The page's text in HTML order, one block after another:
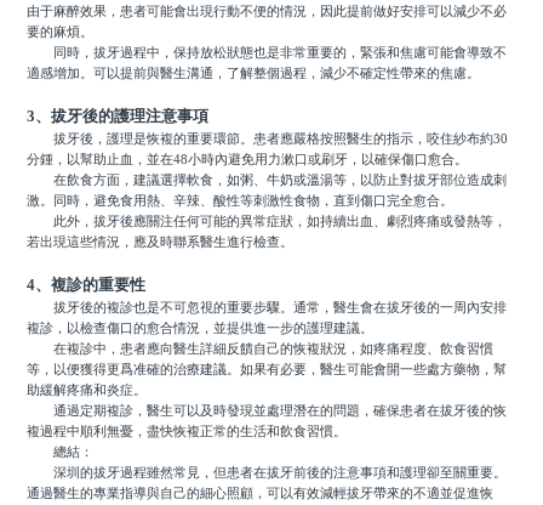
由于麻醉效果，患者可能會出現行動不便的情況，因此提前做好安排可以減少不必
要的麻煩。
同時，拔牙過程中，保持放松狀態也是非常重要的，緊張和焦慮可能會導致不
適感增加。可以提前與醫生溝通，了解整個過程，減少不確定性帶來的焦慮。
3、拔牙後的護理注意事項
拔牙後，護理是恢複的重要環節。患者應嚴格按照醫生的指示，咬住紗布約30
分鍾，以幫助止血，並在48小時內避免用力漱口或刷牙，以確保傷口愈合。
在飲食方面，建議選擇軟食，如粥、牛奶或溫湯等，以防止對拔牙部位造成刺
激。同時，避免食用熱、辛辣、酸性等刺激性食物，直到傷口完全愈合。
此外，拔牙後應關注任何可能的異常症狀，如持續出血、劇烈疼痛或發熱等，
若出現這些情況，應及時聯系醫生進行檢查。
4、複診的重要性
拔牙後的複診也是不可忽視的重要步驟。通常，醫生會在拔牙後的一周內安排
複診，以檢查傷口的愈合情況，並提供進一步的護理建議。
在複診中，患者應向醫生詳細反饋自己的恢複狀況，如疼痛程度、飲食習慣
等，以便獲得更爲准確的治療建議。如果有必要，醫生可能會開一些處方藥物，幫
助緩解疼痛和炎症。
通過定期複診，醫生可以及時發現並處理潛在的問題，確保患者在拔牙後的恢
複過程中順利無憂，盡快恢複正常的生活和飲食習慣。
總結：
深圳的拔牙過程雖然常見，但患者在拔牙前後的注意事項和護理卻至關重要。
通過醫生的專業指導與自己的細心照顧，可以有效減輕拔牙帶來的不適並促進恢